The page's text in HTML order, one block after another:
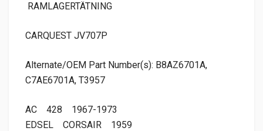
RAMLAGERTÄTNING
CARQUEST JV707P
Alternate/OEM Part Number(s): B8AZ6701A,
C7AE6701A, T3957
AC 428
1967-1973
EDSEL
CORSAIR
1959